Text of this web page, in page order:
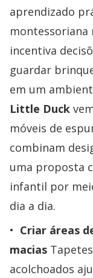
aprendizado
incentiva
guardar
em um
Little Duck
móveis de
combinam
uma proposta
infantil por
dia a dia.
Criar áreas
macias
acolchoados